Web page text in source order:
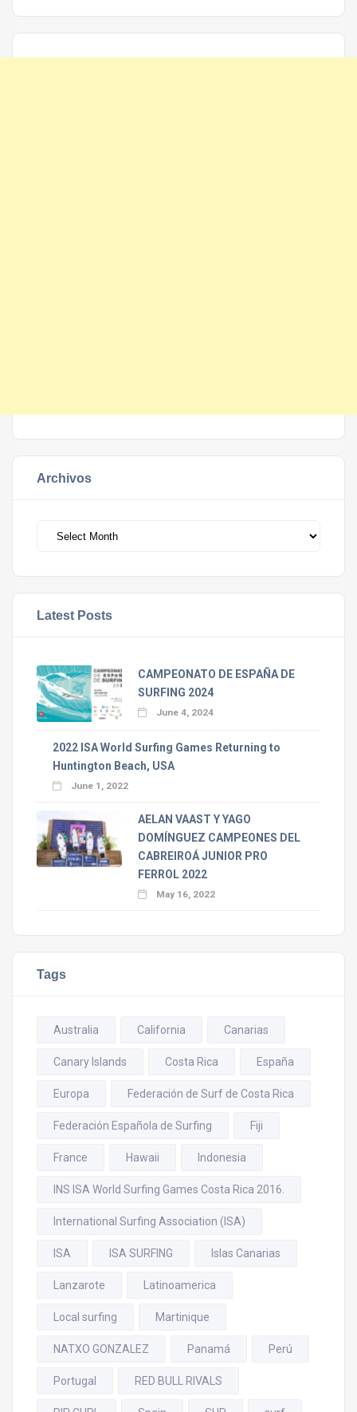
Archivos
Latest Posts
CAMPEONATO DE ESPAÑA DE
SURFING 2024
June 4, 2024
2022 ISA World Surfing Games Returning to
Huntington Beach, USA
June 1, 2022
AELAN VAAST Y YAGO
DOMÍNGUEZ CAMPEONES DEL
CABREIROÁ JUNIOR PRO
FERROL 2022
May 16, 2022
Tags
Australia California Canarias
Canary Islands Costa Rica España
Europa Federación de Surf de Costa Rica
Federación Española de Surfing Fiji
France Hawaii Indonesia
INS ISA World Surfing Games Costa Rica 2016.
International Surfing Association (ISA)
ISA ISA SURFING Islas Canarias
Lanzarote Latinoamerica
Local surfing Martinique
NATXO GONZALEZ Panamá Perú
Portugal RED BULL RIVALS